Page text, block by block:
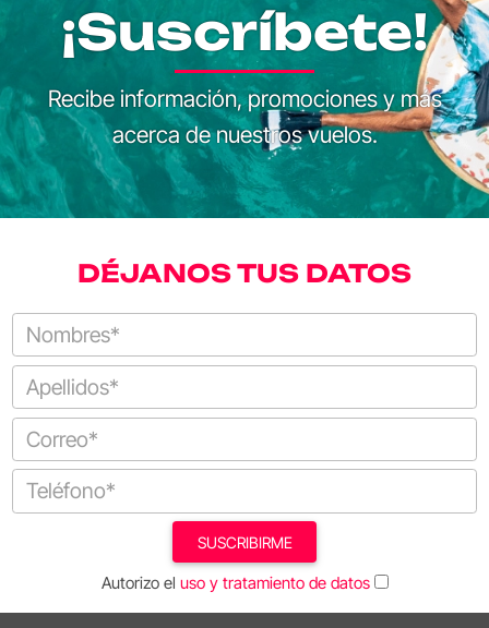
¡Suscríbete!
Recibe información, promociones y más
acerca de nuestros vuelos.
DÉJANOS TUS DATOS
SUSCRIBIRME
Autorizo el uso y tratamiento de datos